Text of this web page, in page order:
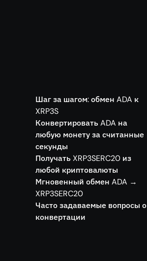
Шаг за шагом: обмен ADA к
XRP3S
Конвертировать ADA на
любую монету за считанные
секунды
Получать XRP3SERC20 из
любой криптовалюты
Мгновенный обмен ADA →
XRP3SERC20
Часто задаваемые вопросы о
конвертации